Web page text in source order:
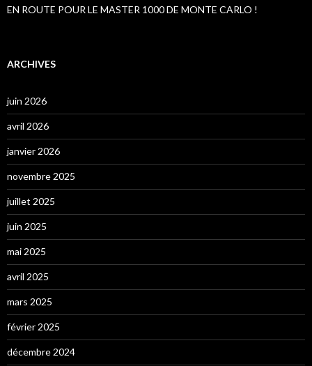
EN ROUTE POUR LE MASTER 1000 DE MONTE CARLO !
ARCHIVES
juin 2026
avril 2026
janvier 2026
novembre 2025
juillet 2025
juin 2025
mai 2025
avril 2025
mars 2025
février 2025
décembre 2024